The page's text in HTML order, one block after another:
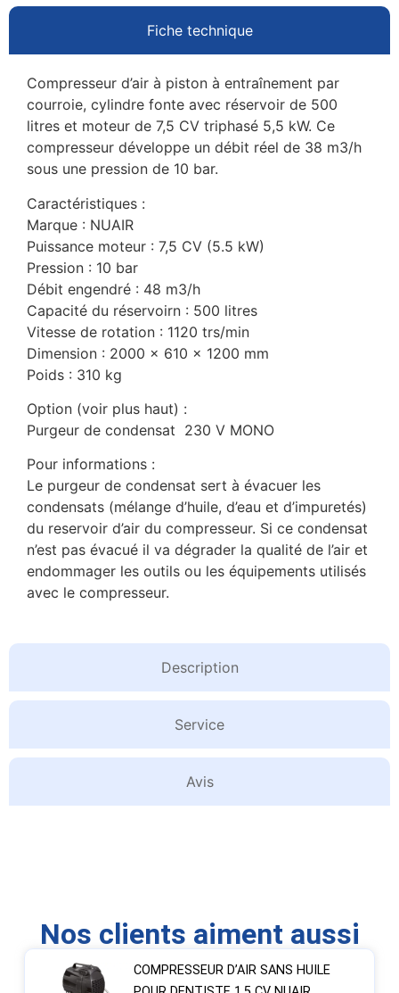
Fiche technique
Description
Service
Avis
Compresseur d’air à piston à entraînement par
courroie, cylindre fonte avec réservoir de 500
litres et moteur de 7,5 CV triphasé 5,5 kW. Ce
compresseur développe un débit réel de 38 m3/h
sous une pression de 10 bar.
Caractéristiques :
Marque : NUAIR
Puissance moteur : 7,5 CV (5.5 kW)
Pression : 10 bar
Débit engendré : 48 m3/h
Capacité du réservoirn : 500 litres
Vitesse de rotation : 1120 trs/min
Dimension : 2000 x 610 x 1200 mm
Poids : 310 kg
Option (voir plus haut) :
Purgeur de condensat 230 V MONO
Pour informations :
Le purgeur de condensat sert à évacuer les
condensats (mélange d’huile, d’eau et d’impuretés)
du reservoir d’air du compresseur. Si ce condensat
n’est pas évacué il va dégrader la qualité de l’air et
endommager les outils ou les équipements utilisés
avec le compresseur.
Nos clients aiment aussi
COMPRESSEUR D’AIR SANS HUILE